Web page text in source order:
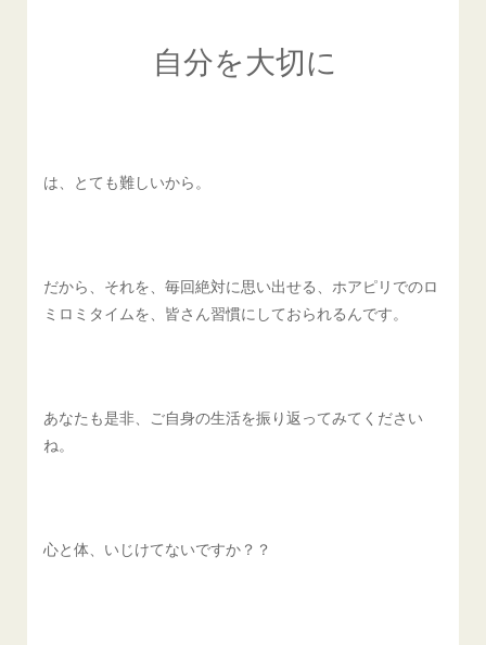
自分を大切に
は、とても難しいから。
だから、それを、毎回絶対に思い出せる、ホアピリでのロ
ミロミタイムを、皆さん習慣にしておられるんです。
あなたも是非、ご自身の生活を振り返ってみてください
ね。
心と体、いじけてないですか？？